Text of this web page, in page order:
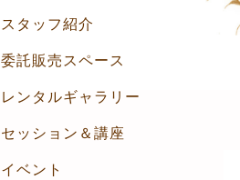
スタッフ紹介
委託販売スペース
レンタルギャラリー
セッション＆講座
イベント